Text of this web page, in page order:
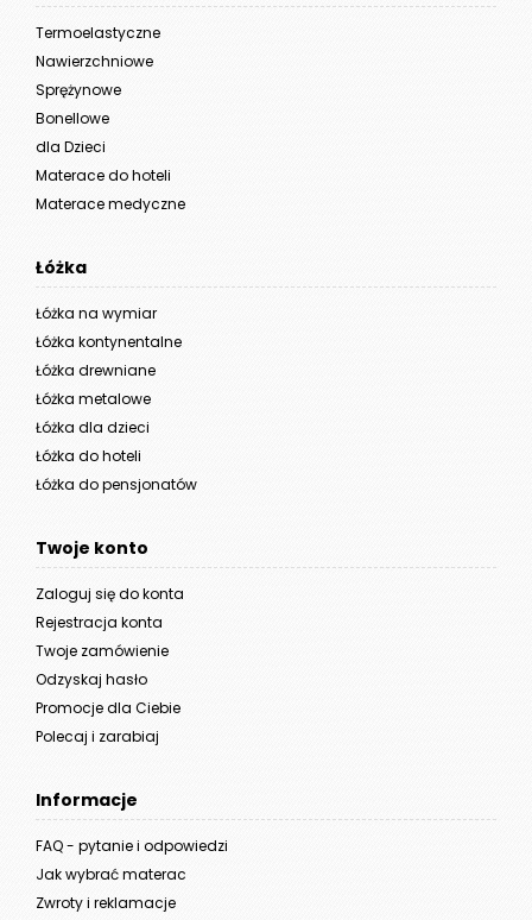
Termoelastyczne
Nawierzchniowe
Sprężynowe
Bonellowe
dla Dzieci
Materace do hoteli
Materace medyczne
Łóżka
Łóżka na wymiar
Łóżka kontynentalne
Łóżka drewniane
Łóżka metalowe
Łóżka dla dzieci
Łóżka do hoteli
Łóżka do pensjonatów
Twoje konto
Zaloguj się do konta
Rejestracja konta
Twoje zamówienie
Odzyskaj hasło
Promocje dla Ciebie
Polecaj i zarabiaj
Informacje
FAQ - pytanie i odpowiedzi
Jak wybrać materac
Zwroty i reklamacje